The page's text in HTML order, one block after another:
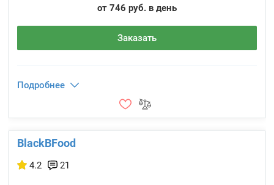
от 746 руб. в день
Заказать
Подробнее
BlackBFood
4.2 21